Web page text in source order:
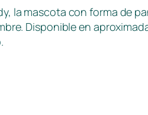
la mascota con forma de
Disponible en